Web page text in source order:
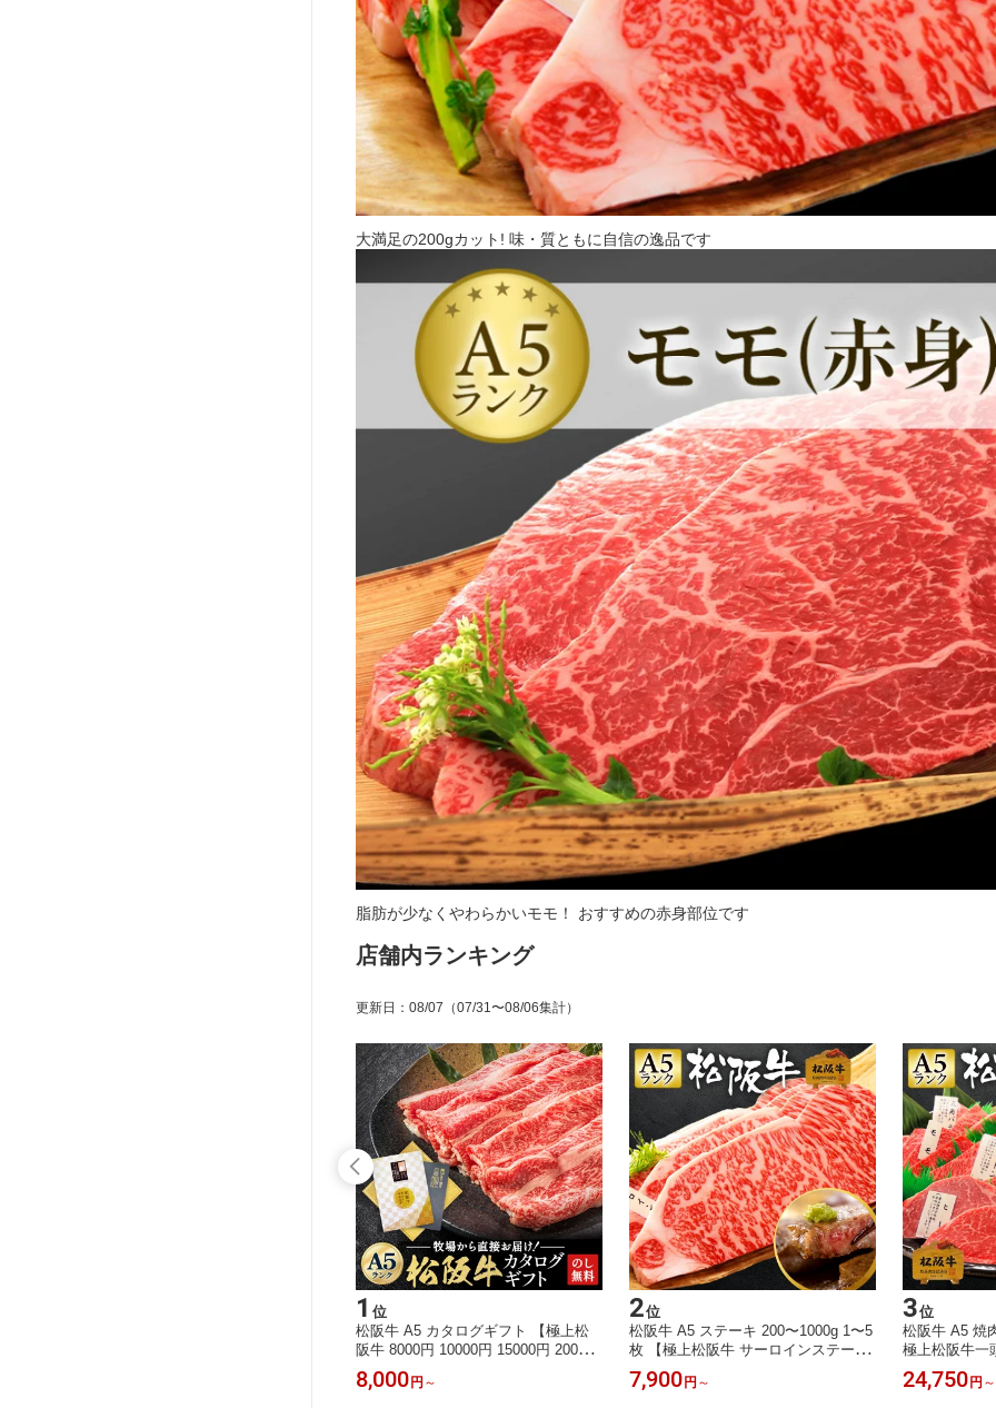
大満足の200gカット! 味・質ともに自信の逸品です
脂肪が少なくやわらかいモモ！ おすすめの赤身部位です
店舗内ランキング
更新日 ： 08/07 （07/31〜08/06集計）
1 位
松阪牛 A5 カタログギフト 【極上松
阪牛 8000円 10000円 15000円 20000
円 商品引換券】 ギフト お肉 高級 焼
肉 すき焼き 黒毛 和牛 カタログ 牛肉
8,000 円 ～
2位
松阪牛 A5 ステーキ 200〜1000g 1〜5
枚 【極上松阪牛 サーロインステーキ
「松阪牛証明書付き」】 ギフト 松坂
牛 お肉 牛肉 黒毛 和牛 焼肉 肉ギフト
7,900 円 ～
3位
松阪牛 A5 焼
極上松阪牛一
付き」】 ギ
毛 和牛 一頭
24,750 円 ～